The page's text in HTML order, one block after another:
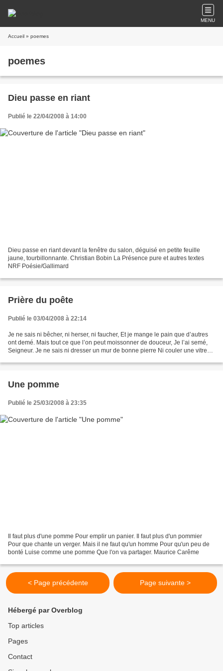
MENU
Accueil » poemes
poemes
Dieu passe en riant
Publié le 22/04/2008 à 14:00
Dieu passe en riant devant la fenêtre du salon, déguisé en petite feuille
jaune, tourbillonnante. Christian Bobin La Présence pure et autres textes
NRF Poésie/Gallimard
Prière du poête
Publié le 03/04/2008 à 22:14
Je ne sais ni bêcher, ni herser, ni faucher, Et je mange le pain que d’autres
ont demé. Mais tout ce que l’on peut moissonner de douceur, Je l’ai semé,
Seigneur. Je ne sais ni dresser un mur de bonne pierre Ni couler une vitre
Une pomme
Publié le 25/03/2008 à 23:35
Il faut plus d'une pomme Pour emplir un panier. Il faut plus d'un pommier
Pour que chante un verger. Mais il ne faut qu'un homme Pour qu'un peu de
bonté Luise comme une pomme Que l'on va partager. Maurice Carême
< Page précédente Page suivante >
Hébergé par Overblog
Top articles
Pages
Contact